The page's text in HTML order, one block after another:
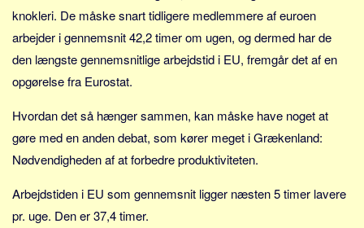
Tyrkiet
Spanien
Frankrig
Norge
Thailand
Grækenland
USA
knokleri. De måske snart tidligere medlemmere af euroen
arbejder i gennemsnit 42,2 timer om ugen, og dermed har de
den længste gennemsnitlige arbejdstid i EU, fremgår det af en
opgørelse fra Eurostat.
Hvordan det så hænger sammen, kan måske have noget at
gøre med en anden debat, som kører meget i Grækenland:
Nødvendigheden af at forbedre produktiviteten.
Arbejdstiden i EU som gennemsnit ligger næsten 5 timer lavere
pr. uge. Den er 37,4 timer.